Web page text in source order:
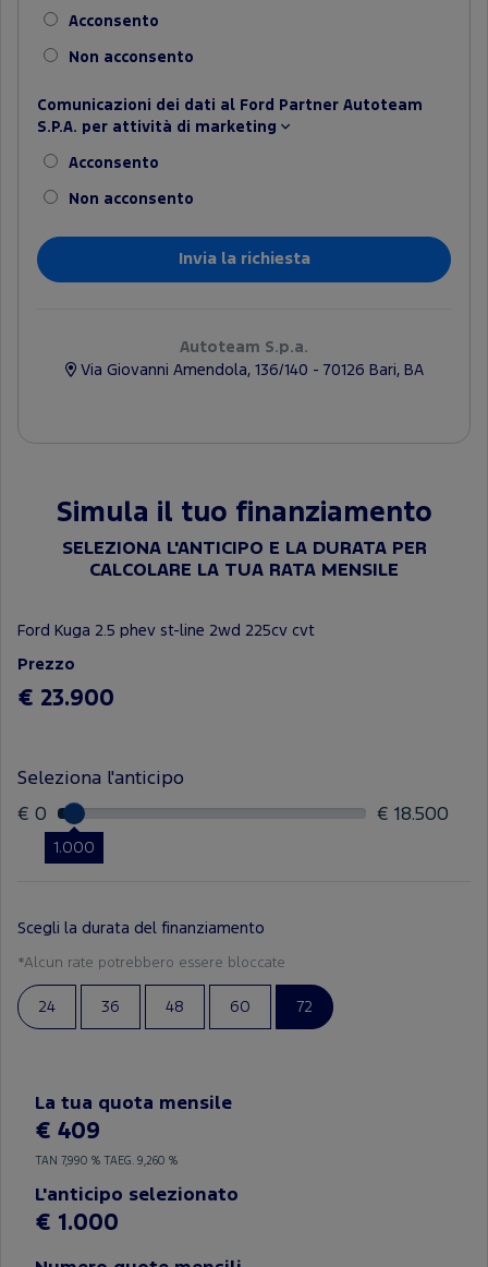
Acconsento
Non acconsento
Comunicazioni dei dati al Ford Partner Autoteam
S.P.A. per attività di marketing
Acconsento
Non acconsento
Autoteam S.p.a.
Via Giovanni Amendola, 136/140 - 70126 Bari, BA
Simula il tuo finanziamento
SELEZIONA L'ANTICIPO E LA DURATA PER
CALCOLARE LA TUA RATA MENSILE
Ford Kuga 2.5 phev st-line 2wd 225cv cvt
Prezzo
€ 23.900
Seleziona l'anticipo
€ 0
1.000
€ 18.500
Scegli la durata del finanziamento
*Alcun rate potrebbero essere bloccate
24 36 48 60 72
La tua quota mensile
€ 409
TAN 7,990 % TAEG. 9,260 %
L'anticipo selezionato
€ 1.000